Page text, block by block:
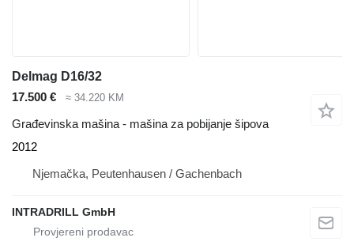
Delmag D16/32
17.500 €
≈ 34.220 KM
Građevinska mašina - mašina za pobijanje šipova
2012
Njemačka, Peutenhausen / Gachenbach
INTRADRILL GmbH